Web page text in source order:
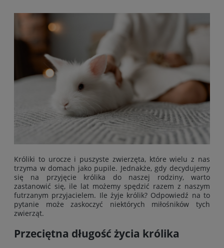
Króliki to urocze i puszyste zwierzęta, które wielu z nas
trzyma w domach jako pupile. Jednakże, gdy decydujemy
się na przyjęcie królika do naszej rodziny, warto
zastanowić się, ile lat możemy spędzić razem z naszym
futrzanym przyjacielem. Ile żyje królik? Odpowiedź na to
pytanie może zaskoczyć niektórych miłośników tych
zwierząt.
Przeciętna długość życia królika